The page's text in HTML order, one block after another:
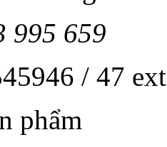
995 659
/ 47
phẩm